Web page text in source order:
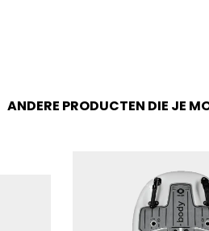
ANDERE PRODUCTEN DIE JE